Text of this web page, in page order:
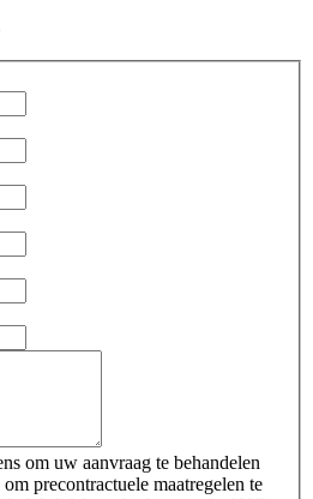
om uw aanvraag te behandelen
precontractuele maatregelen te